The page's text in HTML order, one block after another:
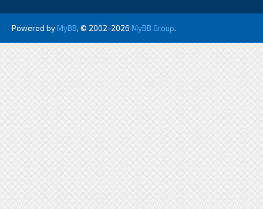
Powered by MyBB, © 2002-2026 MyBB Group.